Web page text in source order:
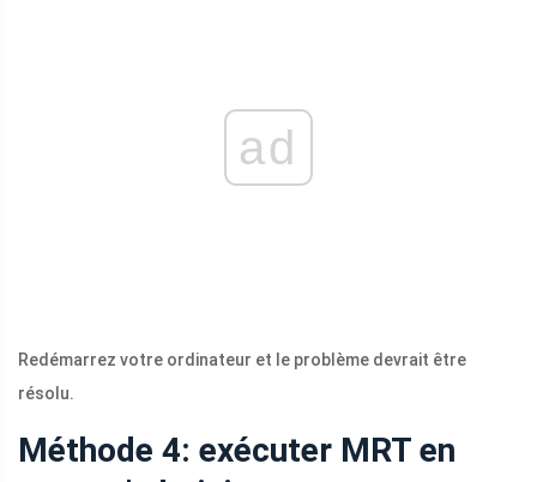
ad
Redémarrez votre ordinateur et le problème devrait être
résolu.
Méthode 4: exécuter MRT en